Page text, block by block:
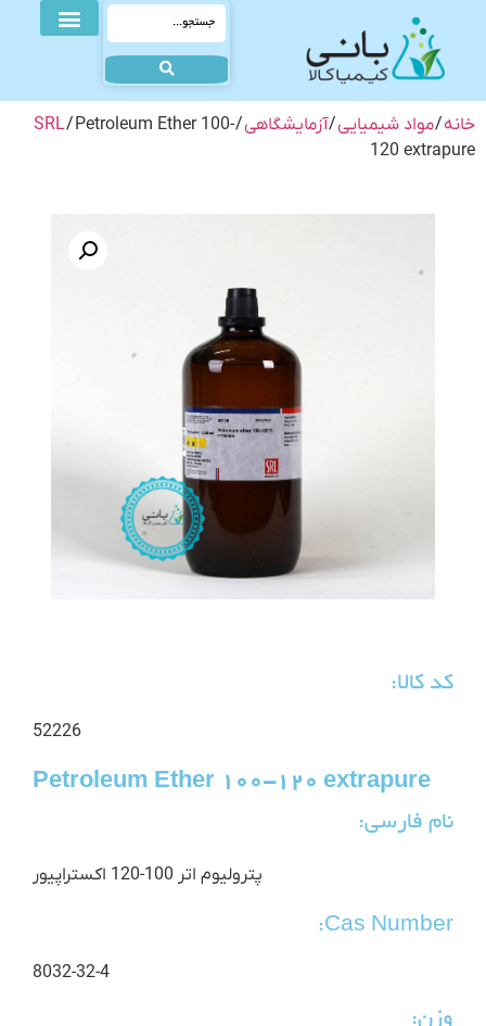
خانه/مواد شیمیایی/آزمایشگاهی/
SRL/ Petroleum Ether 100-
120 extrapure
کد کالا:
52226
Petroleum Ether 100-120 extrapure
نام فارسی:
پترولیوم اتر 100-120 اکستراپیور
Cas Number:
8032-32-4
وزن: